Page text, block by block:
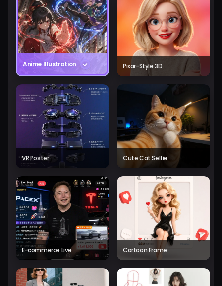
Anime Illustration Pixar-Style 3D
VR Poster Cute Cat Selfie
E-commerce Live Cartoon Frame